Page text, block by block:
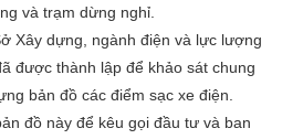
và trạm dừng nghỉ.
Xây dựng, ngành điện và lực lượng
được thành lập để khảo sát chung
bản đồ các điểm sạc xe điện.
đồ này để kêu gọi đầu tư và ban